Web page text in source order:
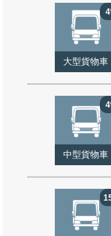
大型貨物車
中型貨物車